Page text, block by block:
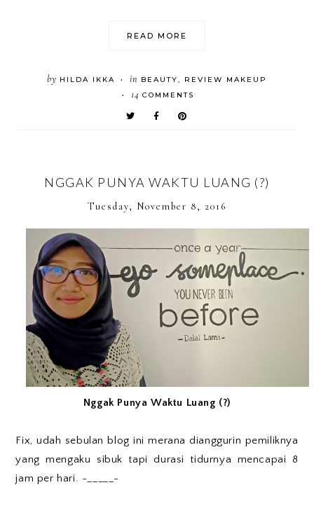
READ MORE
by HILDA IKKA • in BEAUTY, REVIEW MAKEUP
• 14 COMMENTS
NGGAK PUNYA WAKTU LUANG (?)
Tuesday, November 8, 2016
Nggak Punya Waktu Luang (?)
Fix, udah sebulan blog ini merana dianggurin pemiliknya
yang mengaku sibuk tapi durasi tidurnya mencapai 8
jam per hari. -_____-